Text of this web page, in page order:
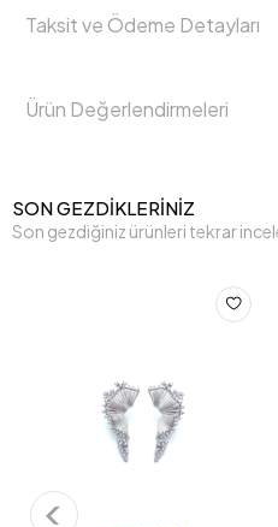
Taksit ve Ödeme Detayları
Ürün Değerlendirmeleri
SON GEZDİKLERİNİZ
Son gezdiğiniz ürünleri tekrar